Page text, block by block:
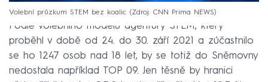
Volební průzkum STEM bez koalic Zdroj: CNN Prima NEWS
Podle volebního modelu agentury STEM, který
proběhl v době od 24. do 30. září 2021 a zúčastnilo
se ho 1247 osob nad 18 let, by se totiž do Sněmovny
nedostala například TOP 09. Jen těsně by hranici